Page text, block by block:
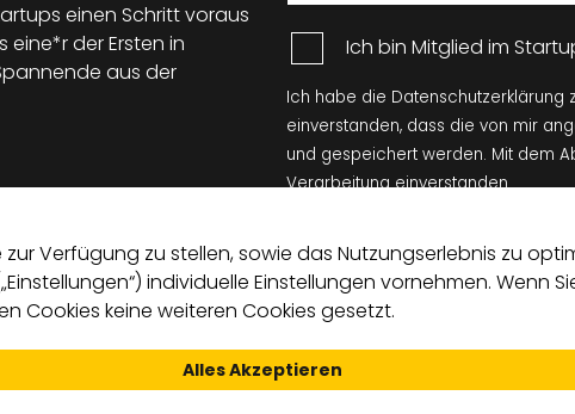
einen Schritt voraus
eine*r der Ersten in
aus der
Ich bin Mitglied im
Ich habe die Datenschutzerklärung
einverstanden, dass die von mir
und gespeichert werden. Mit dem
Verarbeitung einverstanden.
Satzung Leitprinzipien
Verfügung zu stellen, sowie das Nutzungserlebnis zu
individuelle Einstellungen vornehmen. Wenn
Cookies keine weiteren Cookies gesetzt.
Alles Akzeptieren